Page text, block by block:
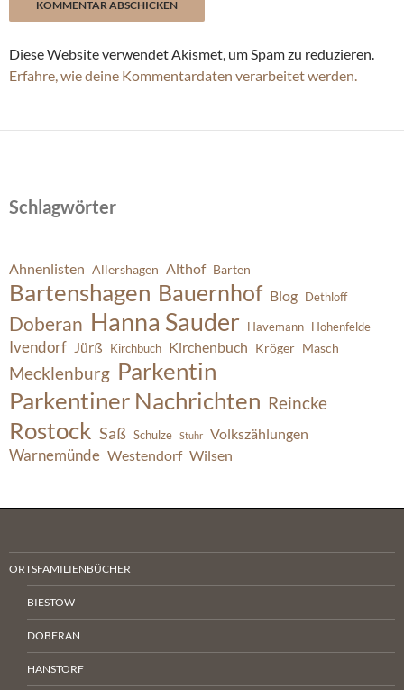
Diese Website verwendet Akismet, um Spam zu reduzieren.
Erfahre, wie deine Kommentardaten verarbeitet werden.
Schlagwörter
Ahnenlisten Allershagen Althof Barten
Bartenshagen Bauernhof Blog Dethloff
Doberan Hanna Sauder Havemann Hohenfelde
Ivendorf Jürß Kirchbuch Kirchenbuch Kröger Masch
Mecklenburg Parkentin
Parkentiner Nachrichten Reincke
Rostock Saß Schulze Stuhr Volkszählungen
Warnemünde Westendorf Wilsen
ORTSFAMILIENBÜCHER
BIESTOW
DOBERAN
HANSTORF